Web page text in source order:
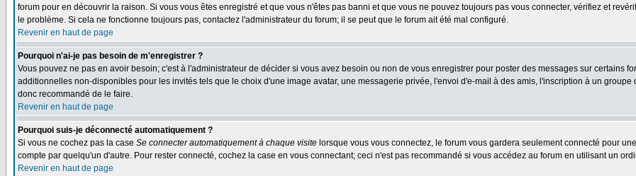
forum pour en découvrir la raison. Si vous vous êtes enregistré et que vous n'êtes pas banni et que vous ne pouvez toujours pas vous connecter, vérifiez et
le problème. Si cela ne fonctionne toujours pas, contactez l'administrateur du forum; il se peut que le forum ait été mal configuré.
Revenir en haut de page
Pourquoi n'ai-je pas besoin de m'enregistrer ?
Vous pouvez ne pas en avoir besoin; c'est à l'administrateur de décider si vous avez besoin ou non de vous enregistrer pour poster des messages sur certains
additionnelles non-disponibles pour les invités tels que le choix d'une image avatar, une messagerie privée, l'envoi d'e-mail à des amis, l'inscription à un
donc recommandé de le faire.
Revenir en haut de page
Pourquoi suis-je déconnecté automatiquement ?
Si vous ne cochez pas la case Se connecter automatiquement à chaque visite lorsque vous vous connectez, le forum vous gardera seulement connecté pour
compte par quelqu'un d'autre. Pour rester connecté, cochez la case en vous connectant; ceci n'est pas recommandé si vous accédez au forum en utilisant un
Revenir en haut de page